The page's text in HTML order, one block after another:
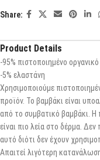
Share:
Product Details
-95% πιστοποιημένο
-5% ελαστάνη
Χρησιμοποιούμε
προϊόν. Το βαμβάκι είναι
από το συμβατικό βαμβάκι. Η
είναι πιο λεία στο δέρμα.
αυτό διότι δεν έχουν
Απαιτεί λιγότερη